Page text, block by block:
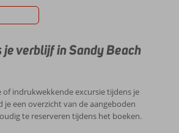
je verblijf in Sandy Beach
of indrukwekkende excursie tijdens je
een overzicht van de aangeboden
te reserveren tijdens het boeken.